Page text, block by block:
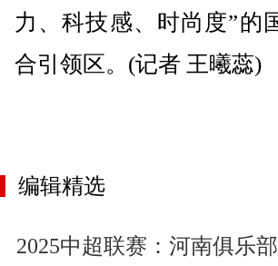
力、科技感、时尚度”的
合引领区。(记者 王曦蕊)
编辑精选
2025中超联赛：河南俱乐